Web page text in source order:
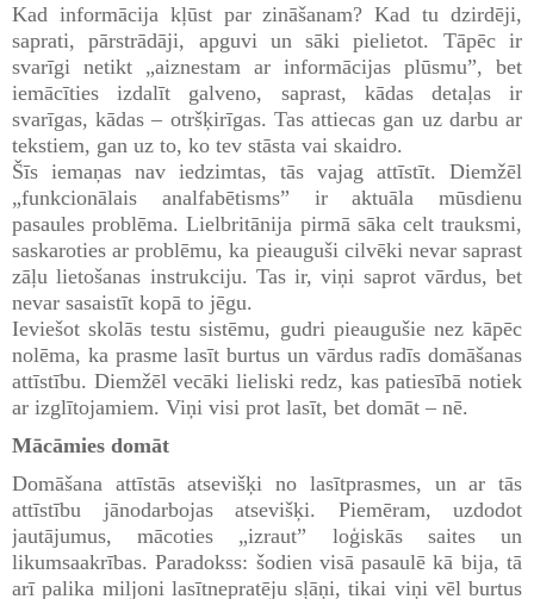
Kad informācija kļūst par zināšanam? Kad tu dzirdēji,
saprati, pārstrādāji, apguvi un sāki pielietot. Tāpēc ir
svarīgi netikt „aiznestam ar informācijas plūsmu”, bet
iemācīties izdalīt galveno, saprast, kādas detaļas ir
svarīgas, kādas – otršķirīgas. Tas attiecas gan uz darbu ar
tekstiem, gan uz to, ko tev stāsta vai skaidro.
Šīs iemaņas nav iedzimtas, tās vajag attīstīt. Diemžēl
„funkcionālais analfabētisms” ir aktuāla mūsdienu
pasaules problēma. Lielbritānija pirmā sāka celt trauksmi,
saskaroties ar problēmu, ka pieauguši cilvēki nevar saprast
zāļu lietošanas instrukciju. Tas ir, viņi saprot vārdus, bet
nevar sasaistīt kopā to jēgu.
Ieviešot skolās testu sistēmu, gudri pieaugušie nez kāpēc
nolēma, ka prasme lasīt burtus un vārdus radīs domāšanas
attīstību. Diemžēl vecāki lieliski redz, kas patiesībā notiek
ar izglītojamiem. Viņi visi prot lasīt, bet domāt – nē.
Mācāmies domāt
Domāšana attīstās atsevišķi no lasītprasmes, un ar tās
attīstību jānodarbojas atsevišķi. Piemēram, uzdodot
jautājumus, mācoties „izraut” loģiskās saites un
likumsaakrības. Paradokss: šodien visā pasaulē kā bija, tā
arī palika miljoni lasītnepratēju sļāņi, tikai viņi vēl burtus